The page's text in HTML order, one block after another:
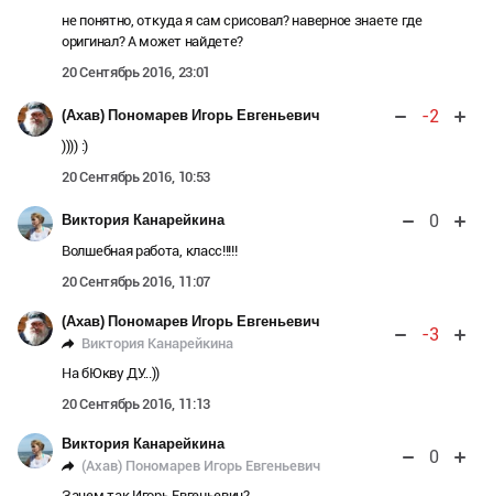
не понятно, откуда я сам срисовал? наверное знаете где
оригинал? А может найдете?
20 Сентябрь 2016, 23:01
(Ахав) Пономарев Игорь Евгеньевич -2
)))) :)
20 Сентябрь 2016, 10:53
Виктория Канарейкина 0
Волшебная работа, класс!!!!!
20 Сентябрь 2016, 11:07
(Ахав) Пономарев Игорь Евгеньевич
Виктория Канарейкина
-3
На бЮкву ДУ...))
20 Сентябрь 2016, 11:13
Виктория Канарейкина
(Ахав) Пономарев Игорь Евгеньевич
0